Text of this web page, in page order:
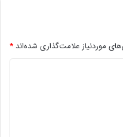
موردنیاز علامت‌گذاری شده‌اند *